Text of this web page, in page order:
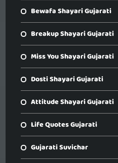
Bewafa Shayari Gujarati
Breakup Shayari Gujarati
Miss You Shayari Gujarati
Dosti Shayari Gujarati
Attitude Shayari Gujarati
Life Quotes Gujarati
Gujarati Suvichar